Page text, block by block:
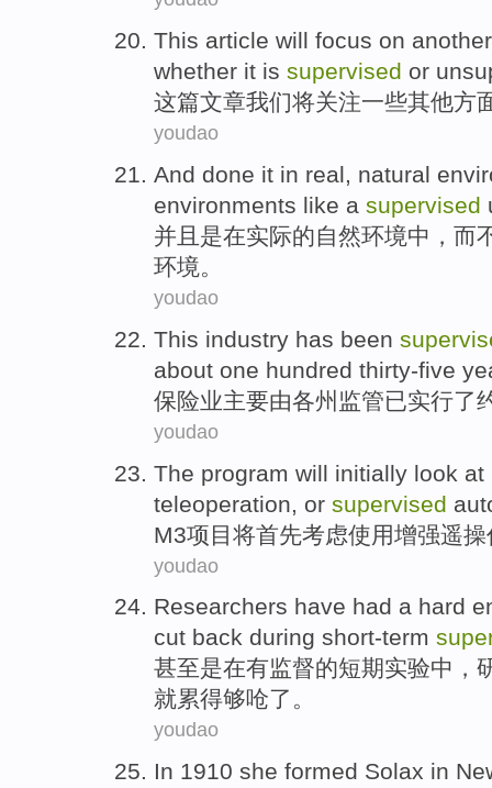
This article will focus on another
whether it is supervised or
这篇文章我们将关注一些其他方
youdao
And done it in real, natural
environments like a supervised
并且 是在实际的自然环境中， 而
环境。
youdao
This industry has been
about one hundred thirty-five
保险业主要由各州 监管已实行了
youdao
The program will initially look at
teleoperation
or supervised
M3项目将首先考虑使用增强遥操
youdao
Researchers have had a hard
cut back during short-term
甚至是在有监督的短期实验中，
就累得够呛了 。
youdao
In 1910 she formed Solax in